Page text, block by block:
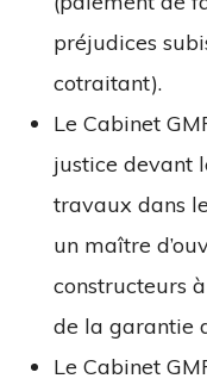
préjudices
cotraitant).
Le Cabinet
justice devant
travaux dans
un maître
constructeurs
de la garantie
Le Cabinet